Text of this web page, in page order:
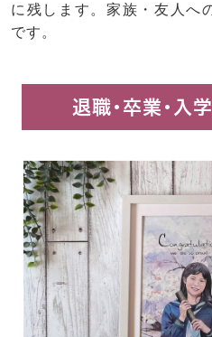
に残します。家族・友人へ
です。
退職・卒業・入